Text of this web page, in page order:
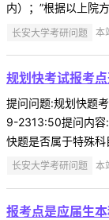
内）；”根据以上院
长安大学考研问题 本
规划快考试报考
提问问题:规划快题
9-2313:50提问内
快题是否属于特殊
长安大学考研问题 本
报考点是应届生